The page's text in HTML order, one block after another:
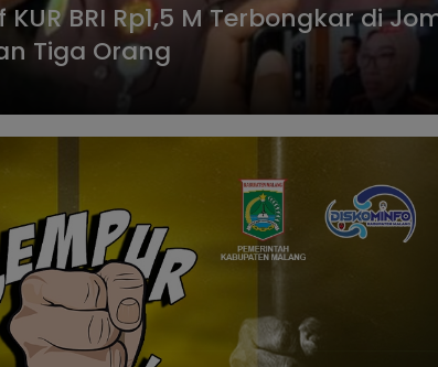
KUR BRI Rp1,5 M Terbongkar di
Tiga Orang